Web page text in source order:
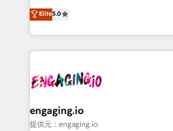
prospecting, follow-ups, service
knowledge retrieval—built in HubSpot. ⚡ Fast-
advanced optimization & adoption 📍 São Paulo, BR
• Des Moines, IA • New York, NY
previsibilidade de receita. Combinamos Revenue
Operations (RevOps) e Inteligência
estruturar processos integrar
dados e automatizar operações.
operacional de receita conectando
Também somos distribuidores
e de mais de 150 softwares globais
Elite5.0
engaging.io
提供元：engaging.io